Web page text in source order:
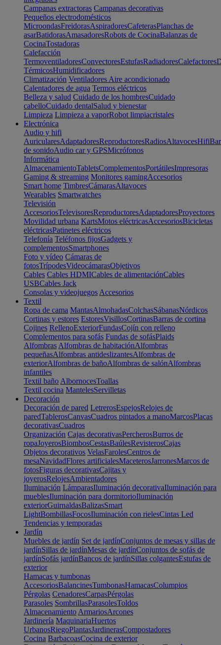
Campanas extractoras Campanas decorativas
Pequeños electrodomésticos
MicroondasFreidorasAspiradoresCafeterasPlanchas de
asarBatidorasAmasadoresRobots de CocinaBalanzas de
CocinaTostadoras
Calefacción
TermoventiladoresConvectoresEstufasRadiadoresCalefactores
TérmicosHumidificadores
Climatización Ventiladores Aire acondicionado
Calentadores de agua Termos eléctricos
Belleza y salud Cuidado de los hombresCuidado
cabelloCuidado dentalSalud y bienestar
Limpieza Limpieza a vaporRobot limpiacristales
Electrónica
Audio y hifi
AuricularesAdaptadoresReproductoresRadiosAltavocesHifi
de sonidoAudio car y GPSMicrófonos
Informática
AlmacenamientoTabletsComplementosPortátilesImpresoras
Gaming & streaming Monitores gamingAccesorios
Smart home TimbresCámarasAltavoces
Wearables Smartwatches
Televisión
AccesoriosTelevisoresReproductoresAdaptadoresProyectores
Movilidad urbana KartsMotos eléctricasAccesoriosBicicletas
eléctricasPatinetes eléctricos
Telefonía Teléfonos fijosGadgets y
complementosSmartphones
Foto y vídeo Cámaras de
fotosTrípodesVideocámarasObjetivos
Cables Cables HDMICables de alimentaciónCables
USBCables Jack
Consolas y videojuegos Accesorios
Textil
Ropa de cama MantasAlmohadasColchasSábanasNórdicos
Cortinas y estores EstoresVisillosCortinasBarras de cortina
Cojines RellenoExteriorFundasCojín con relleno
Complementos para sofás Fundas de sofásPlaids
Alfombras Alfombras de habitaciónAlfombras
pequeñasAlfombras antideslizantesAlfombras de
exteriorAlfombras de bañoAlfombras de salónAlfombras
infantiles
Textil baño AlbornocesToallas
Textil cocina MantelesServilletas
Decoración
Decoración de pared LetrerosEspejosRelojes de
paredTablerosCanvasCuadros pintados a manoMarcosPlacas
decorativasCuadros
Organización Cajas decorativasPercherosBurros de
ropaJoyerosBiombosCestasBaúlesRevisterosCajas
Objetos decorativos VelasFarolesCentros de
mesaNavidadFlores artificialesMaceterosJarronesMarcos de
fotosFiguras decorativasCajitas y
joyerosRelojesAmbientadores
Iluminación LámparasIluminación decorativaIluminación para
mueblesIluminación para dormitorioIluminación
exteriorGuirnaldasBalizasSmart
LightBombillasFocosIluminación con rielesCintas Led
Tendencias y temporadas
Jardín
Muebles de jardín Set de jardínConjuntos de mesas y sillas de
jardínSillas de jardínMesas de jardínConjuntos de sofás de
jardínSofás jardínBancos de jardínSillas colgantesEstufas de
exterior
Hamacas y tumbonas
AccesoriosBalancinesTumbonasHamacasColumpios
Pérgolas CenadoresCarpasPérgolas
Parasoles SombrillasParasolesToldos
Almacenamiento ArmariosArcones
Jardinería MaquinariaHuertos
UrbanosRiegoPlantasJardinerasCompostadores
Cocina BarbacoasCocina de exterior